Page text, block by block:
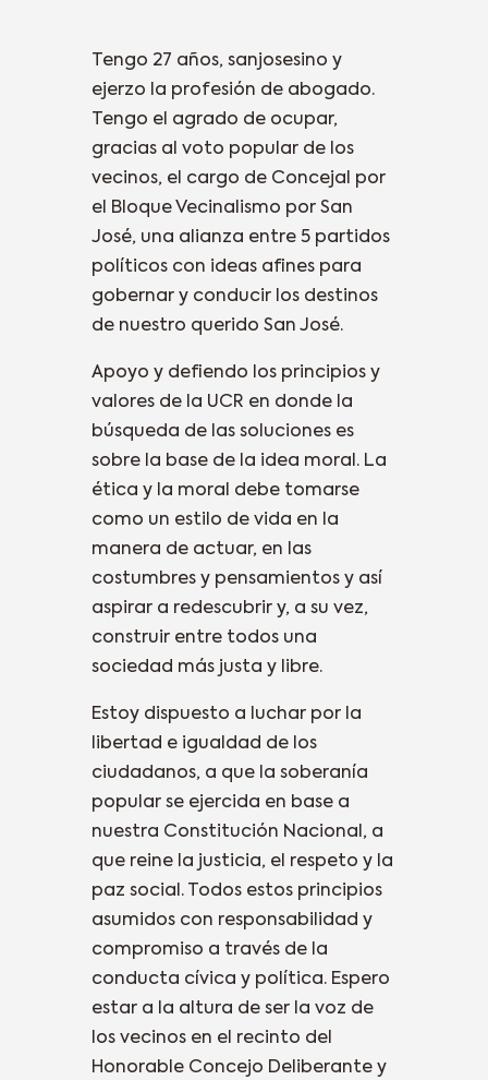
Tengo 27 años, sanjosesino y
ejerzo la profesión de abogado.
Tengo el agrado de ocupar,
gracias al voto popular de los
vecinos, el cargo de Concejal por
el Bloque Vecinalismo por San
José, una alianza entre 5 partidos
políticos con ideas afines para
gobernar y conducir los destinos
de nuestro querido San José.
Apoyo y defiendo los principios y
valores de la UCR en donde la
búsqueda de las soluciones es
sobre la base de la idea moral. La
ética y la moral debe tomarse
como un estilo de vida en la
manera de actuar, en las
costumbres y pensamientos y así
aspirar a redescubrir y, a su vez,
construir entre todos una
sociedad más justa y libre.
Estoy dispuesto a luchar por la
libertad e igualdad de los
ciudadanos, a que la soberanía
popular se ejercida en base a
nuestra Constitución Nacional, a
que reine la justicia, el respeto y la
paz social. Todos estos principios
asumidos con responsabilidad y
compromiso a través de la
conducta cívica y política. Espero
estar a la altura de ser la voz de
los vecinos en el recinto del
Honorable Concejo Deliberante y